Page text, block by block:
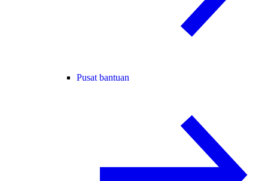
Pusat bantuan